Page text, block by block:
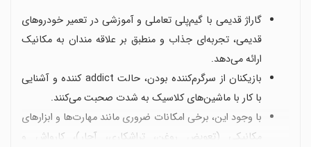
گاراژ قدیمی با گیم‌پلی تعاملی و آموزشی در تعمیر خودروهای
قدیمی، تجربه‌ای جذاب و منطبق بر علاقه‌ مندان به مکانیک
ارائه می‌دهد.
بازیکنان از سرگرم‌کننده بودن، حالت addict کننده و آشنایی
با کار با ماشین‌های کلاسیک به شدت صحبت می‌کنند.
با وجود این، برخی امکانات ضروری مانند مهارت‌ها و ابزارهای
مکانیکی (تعویض روغن، تراشکاری، آچار)، کارواش و